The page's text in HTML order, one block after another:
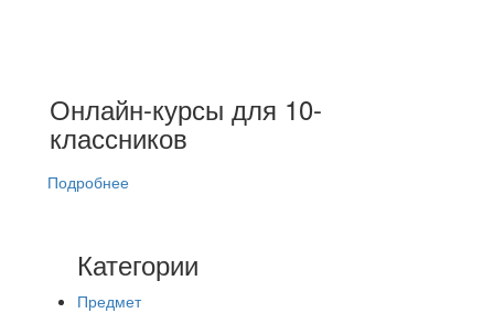
Онлайн-курсы для 10-
классников
Подробнее
Категории
Предмет